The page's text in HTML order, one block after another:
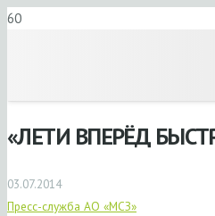
«ЛЕТИ ВПЕРЁД
03.07.2014
Пресс-служба АО «МСЗ»